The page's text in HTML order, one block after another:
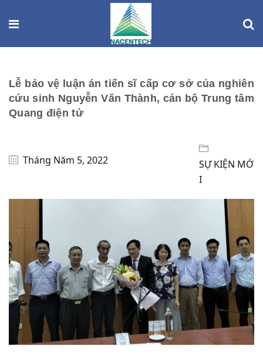
Lễ bảo vệ luận án tiến sĩ cấp cơ sở của nghiên
cứu sinh Nguyễn Văn Thành, cán bộ Trung tâm
Quang điện tử
Tháng Năm 5, 2022
SỰ KIỆN MỚ
I